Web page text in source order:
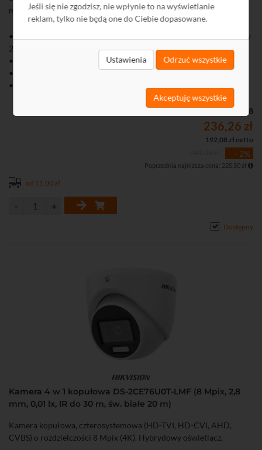
Jeśli się nie zgodzisz, nie wpłynie to na wyświetlanie
reklam, tylko nie będą one do Ciebie dopasowane.
Ustawienia Odrzuć wszystkie
Akceptuję wszystkie
mikrofonem. Hybrydowy oświetlacz.
• Rozdzielczość kamery 5 Mpix (1960 x 1665, 3K, format 16:9) przy
20 kl./s
• Sygnał wyjściowy w standardzie HD-TVI, AHD, HD-CVI, CVBS
• Czułość: 0,01 lx
• Obiektyw: 2,8 mm
• Hybrydowy oświetlacz z inteligentnym przełączaniem (IR do 20
• Wbudowany mikrofon - przesyłanie audio i wideo przez wspólny
Kod: M74128
236,26 zł
192,08 zł netto
- 2%
Poprzednia najniższa cena: 225,50 zł
od 11,00 zł
Dostępny
Kamera 4 w 1 kopułowa DS-2CE76U0T-LMF (8 Mpix, 2,8
mm, 0,01 lx, IR do 30 m, św. białe 20 m)
Kamera kopułowa, czterosystemowa (HD-TVI, HD-CVI, AHD,
CVBS) o rozdzielczości 8 Mpix (4K). Hybrydowy oświetlacz.